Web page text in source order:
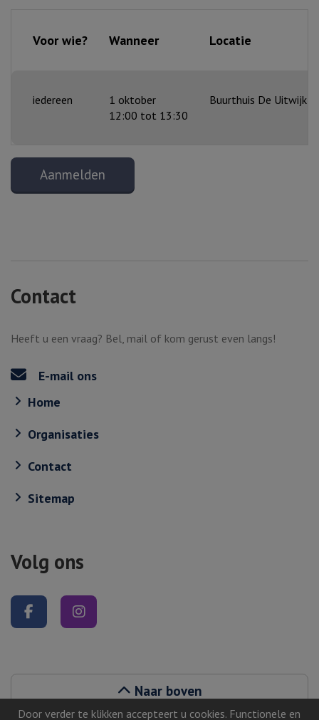
Door verder te klikken accepteert u cookies. Functionele en
Voor wie? Wanneer Locatie
iedereen
1 oktober
12:00 tot 13:30
Buurthuis De Uitwijk,
Aanmelden
Contact
Heeft u een vraag? Bel, mail of kom gerust even langs!
E-mail ons
Home
Organisaties
Contact
Sitemap
Volg ons
Volg ons op Facebook
Naar boven